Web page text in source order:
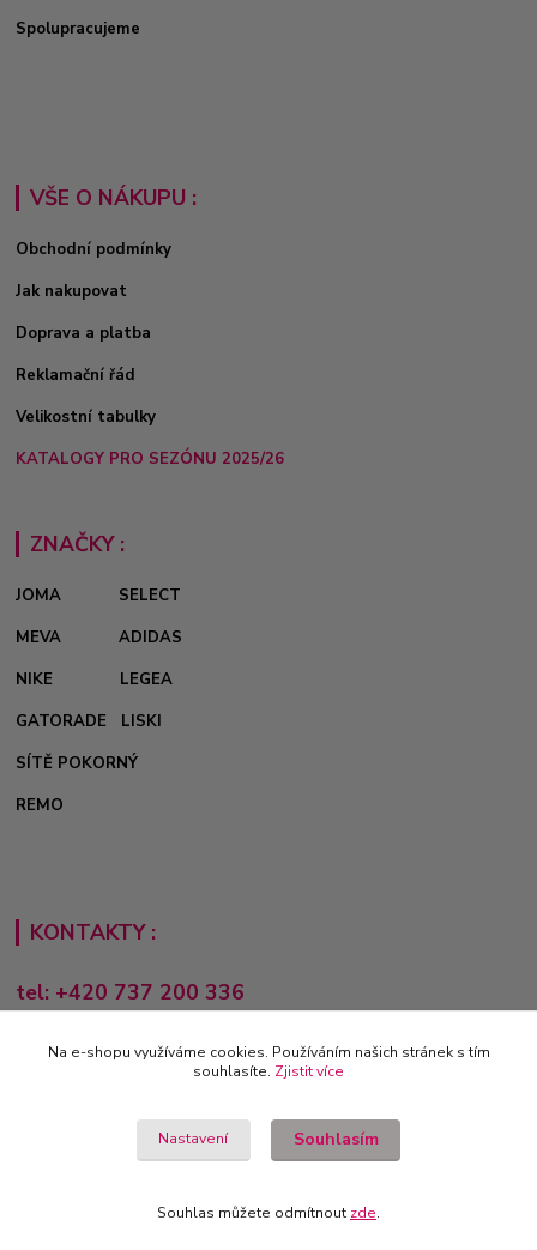
Spolupracujeme
VŠE O NÁKUPU :
Obchodní podmínky
Jak nakupovat
Doprava a platba
Reklamační řád
Velikostní tabulky
KATALOGY PRO SEZÓNU 2025/26
ZNAČKY :
JOMA
SELECT
MEVA
ADIDAS
NIKE
LEGEA
GATORADE
LISKI
SÍTĚ POKORNÝ
REMO
KONTAKTY :
tel: +420 737 200 336
Pondělí-Pátek: 8 - 17 hodin
obchod@e-sporting.cz
Na e-shopu využíváme cookies. Používáním našich stránek s tím
souhlasíte. Zjistit více
Nastavení Souhlasím
Souhlas můžete odmítnout zde.